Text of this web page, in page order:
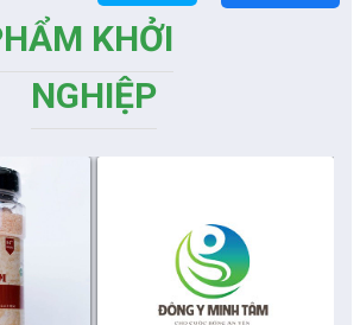
KHỞI
NGHIỆP
đáo từ “cây nhà lá vườn”
bức tranh khởi nghiệp đổi mới sáng tạo
nghệ chưa có sự đột phá